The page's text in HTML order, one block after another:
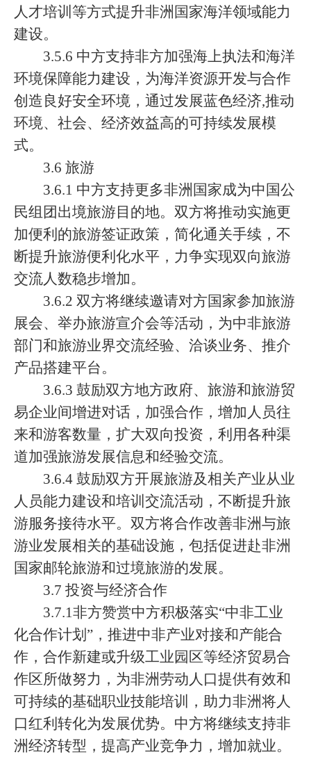
人才培训等方式提升非洲国家海洋领域能力
建设。
3.5.6 中方支持非方加强海上执法和海洋
环境保障能力建设，为海洋资源开发与合作
创造良好安全环境，通过发展蓝色经济,推动
环境、社会、经济效益高的可持续发展模
式。
3.6 旅游
3.6.1 中方支持更多非洲国家成为中国公
民组团出境旅游目的地。双方将推动实施更
加便利的旅游签证政策，简化通关手续，不
断提升旅游便利化水平，力争实现双向旅游
交流人数稳步增加。
3.6.2 双方将继续邀请对方国家参加旅游
展会、举办旅游宣介会等活动，为中非旅游
部门和旅游业界交流经验、洽谈业务、推介
产品搭建平台。
3.6.3 鼓励双方地方政府、旅游和旅游贸
易企业间增进对话，加强合作，增加人员往
来和游客数量，扩大双向投资，利用各种渠
道加强旅游发展信息和经验交流。
3.6.4 鼓励双方开展旅游及相关产业从业
人员能力建设和培训交流活动，不断提升旅
游服务接待水平。双方将合作改善非洲与旅
游业发展相关的基础设施，包括促进赴非洲
国家邮轮旅游和过境旅游的发展。
3.7 投资与经济合作
3.7.1非方赞赏中方积极落实“中非工业
化合作计划”，推进中非产业对接和产能合
作，合作新建或升级工业园区等经济贸易合
作区所做努力，为非洲劳动人口提供有效和
可持续的基础职业技能培训，助力非洲将人
口红利转化为发展优势。中方将继续支持非
洲经济转型，提高产业竞争力，增加就业。